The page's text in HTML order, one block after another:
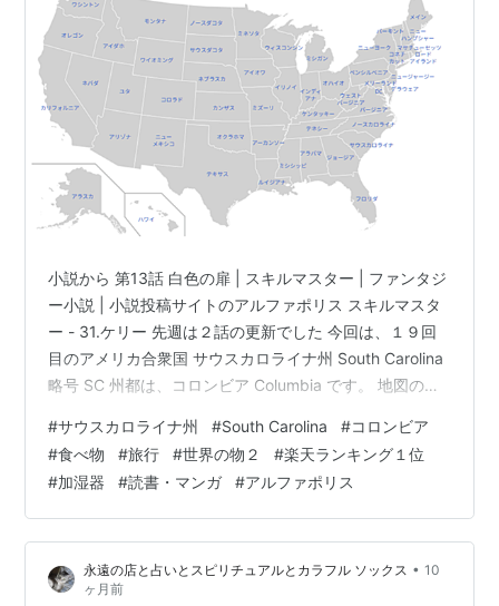
小説から 第13話 白色の扉 | スキルマスター | ファンタジ
ー小説 | 小説投稿サイトのアルファポリス スキルマスタ
ー - 31.ケリー 先週は２話の更新でした 今回は、１９回
目のアメリカ合衆国 サウスカロライナ州 South Carolina
略号 SC 州都は、コロンビア Columbia です。 地図の位
した13州の中でも、最初に独立を宣言した植民地だっ
た。その植民地はイングランド国王チャールズ2世から、
その父チャールズ1世の栄誉を称えて命名された（チャー
ルズ（Charles）のラテン語名はカロルス（Carolus、そ
れの英語…
#サウスカロライナ州 #South Carolina #コロンビア
#食べ物 #旅行 #世界の物２ #楽天ランキング１位
#加湿器 #読書・マンガ #アルファポリス
永遠の店と占いとスピリチュアルとカラフル ソックス • 10
ヶ月前